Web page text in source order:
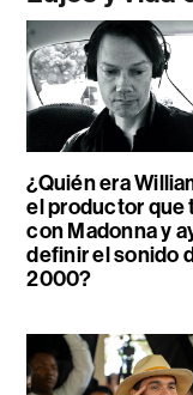
¿Quién era
el productor que
con Madonna y
definir el sonido
2000?